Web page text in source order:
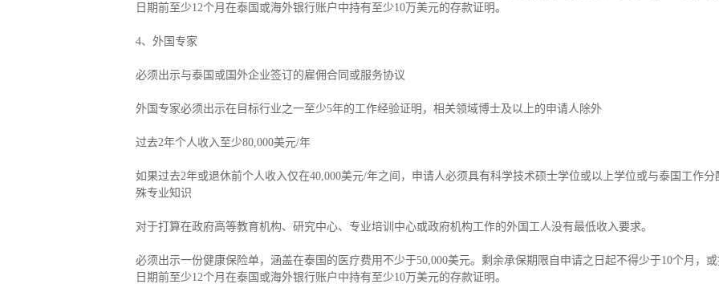
日期前至少12个月在泰国或海外银行账户中持有至少10万美元的存款证明。
4、外国专家
必须出示与泰国或国外企业签订的雇佣合同或服务协议
外国专家必须出示在目标行业之一至少5年的工作经验证明，相关领域博士及以上的申请人除外
过去2年个人收入至少80,000美元/年
如果过去2年或退休前个人收入仅在40,000美元/年之间，申请人必须具有科学技术硕士学位或以上学位或与泰国工作分
殊专业知识
对于打算在政府高等教育机构、研究中心、专业培训中心或政府机构工作的外国工人没有最低收入要求。
必须出示一份健康保险单，涵盖在泰国的医疗费用不少于50,000美元。剩余承保期限自申请之日起不得少于10个月，
日期前至少12个月在泰国或海外银行账户中持有至少10万美元的存款证明。